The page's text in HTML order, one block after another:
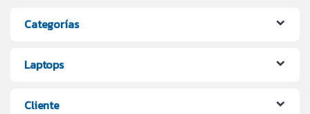
Categorías
Laptops
Cliente